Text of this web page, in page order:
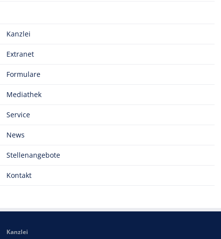
Kanzlei
Extranet
Formulare
Mediathek
Service
News
Stellenangebote
Kontakt
Kanzlei